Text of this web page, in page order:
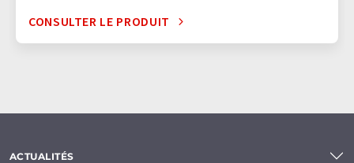
CONSULTER LE PRODUIT
ACTUALITÉS